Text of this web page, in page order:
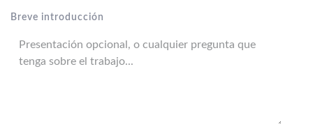
Breve introducción